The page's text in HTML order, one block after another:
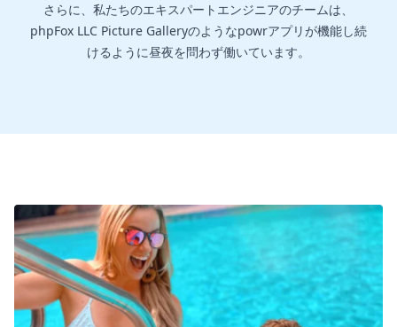
さらに、私たちのエキスパートエンジニアのチームは、
phpFox LLC Picture Galleryのようなpowrアプリが機能し続
けるように昼夜を問わず働いています。